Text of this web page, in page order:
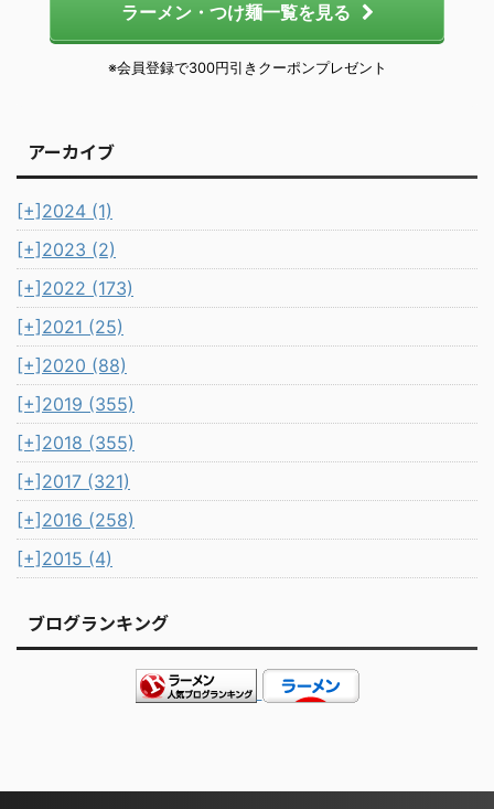
ラーメン・つけ麺一覧を見る
※会員登録で300円引きクーポンプレゼント
アーカイブ
[+] 2024 (1)
[+] 2023 (2)
[+] 2022 (173)
[+] 2021 (25)
[+] 2020 (88)
[+] 2019 (355)
[+] 2018 (355)
[+] 2017 (321)
[+] 2016 (258)
[+] 2015 (4)
ブログランキング